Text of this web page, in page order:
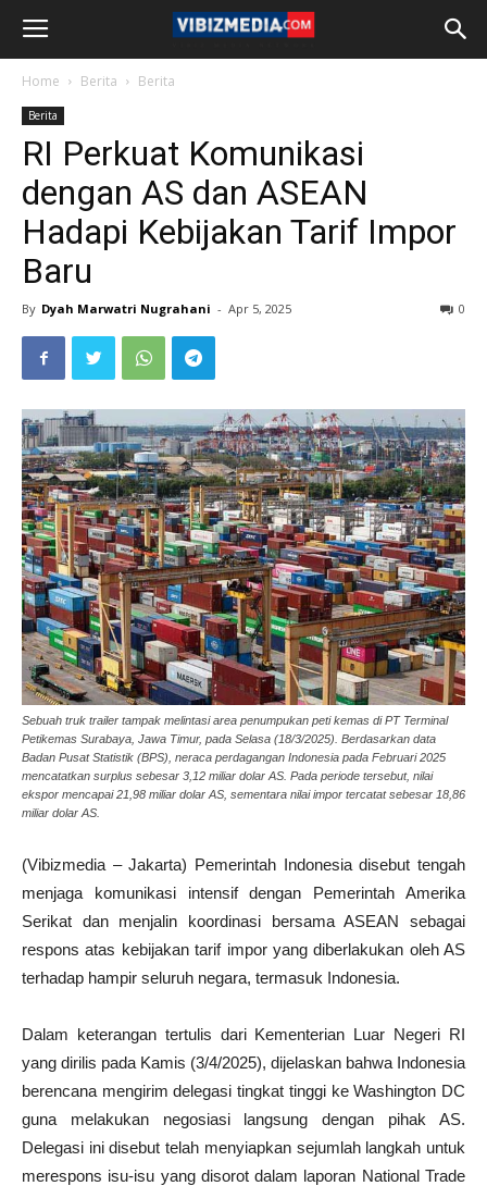
Home Berita Berita
Berita
RI Perkuat Komunikasi
dengan AS dan ASEAN
Hadapi Kebijakan Tarif Impor
Baru
By Dyah Marwatri Nugrahani - Apr 5, 2025 0
Sebuah truk trailer tampak melintasi area penumpukan peti kemas di PT Terminal
Petikemas Surabaya, Jawa Timur, pada Selasa (18/3/2025). Berdasarkan data
Badan Pusat Statistik (BPS), neraca perdagangan Indonesia pada Februari 2025
mencatatkan surplus sebesar 3,12 miliar dolar AS. Pada periode tersebut, nilai
ekspor mencapai 21,98 miliar dolar AS, sementara nilai impor tercatat sebesar 18,86
miliar dolar AS.
(Vibizmedia – Jakarta) Pemerintah Indonesia disebut tengah
menjaga komunikasi intensif dengan Pemerintah Amerika
Serikat dan menjalin koordinasi bersama ASEAN sebagai
respons atas kebijakan tarif impor yang diberlakukan oleh AS
terhadap hampir seluruh negara, termasuk Indonesia.
Dalam keterangan tertulis dari Kementerian Luar Negeri RI
yang dirilis pada Kamis (3/4/2025), dijelaskan bahwa Indonesia
berencana mengirim delegasi tingkat tinggi ke Washington DC
guna melakukan negosiasi langsung dengan pihak AS.
Delegasi ini disebut telah menyiapkan sejumlah langkah untuk
merespons isu-isu yang disorot dalam laporan National Trade